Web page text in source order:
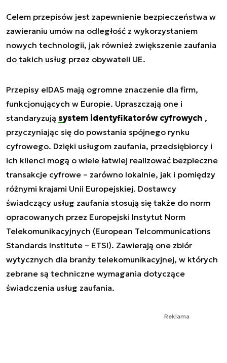
Celem przepisów jest zapewnienie bezpieczeństwa w
zawieraniu umów na odległość z wykorzystaniem
nowych technologii, jak również zwiększenie zaufania
do takich usług przez obywateli UE.
Przepisy eIDAS mają ogromne znaczenie dla firm,
funkcjonujących w Europie. Upraszczają one i
standaryzują system identyfikatorów cyfrowych ,
przyczyniając się do powstania spójnego rynku
cyfrowego. Dzięki usługom zaufania, przedsiębiorcy i
ich klienci mogą o wiele łatwiej realizować bezpieczne
transakcje cyfrowe – zarówno lokalnie, jak i pomiędzy
różnymi krajami Unii Europejskiej. Dostawcy
świadczący usług zaufania stosują się także do norm
opracowanych przez Europejski Instytut Norm
Telekomunikacyjnych (European Telcommunications
Standards Institute – ETSI). Zawierają one zbiór
wytycznych dla branży telekomunikacyjnej, w których
zebrane są techniczne wymagania dotyczące
świadczenia usług zaufania.
Reklama